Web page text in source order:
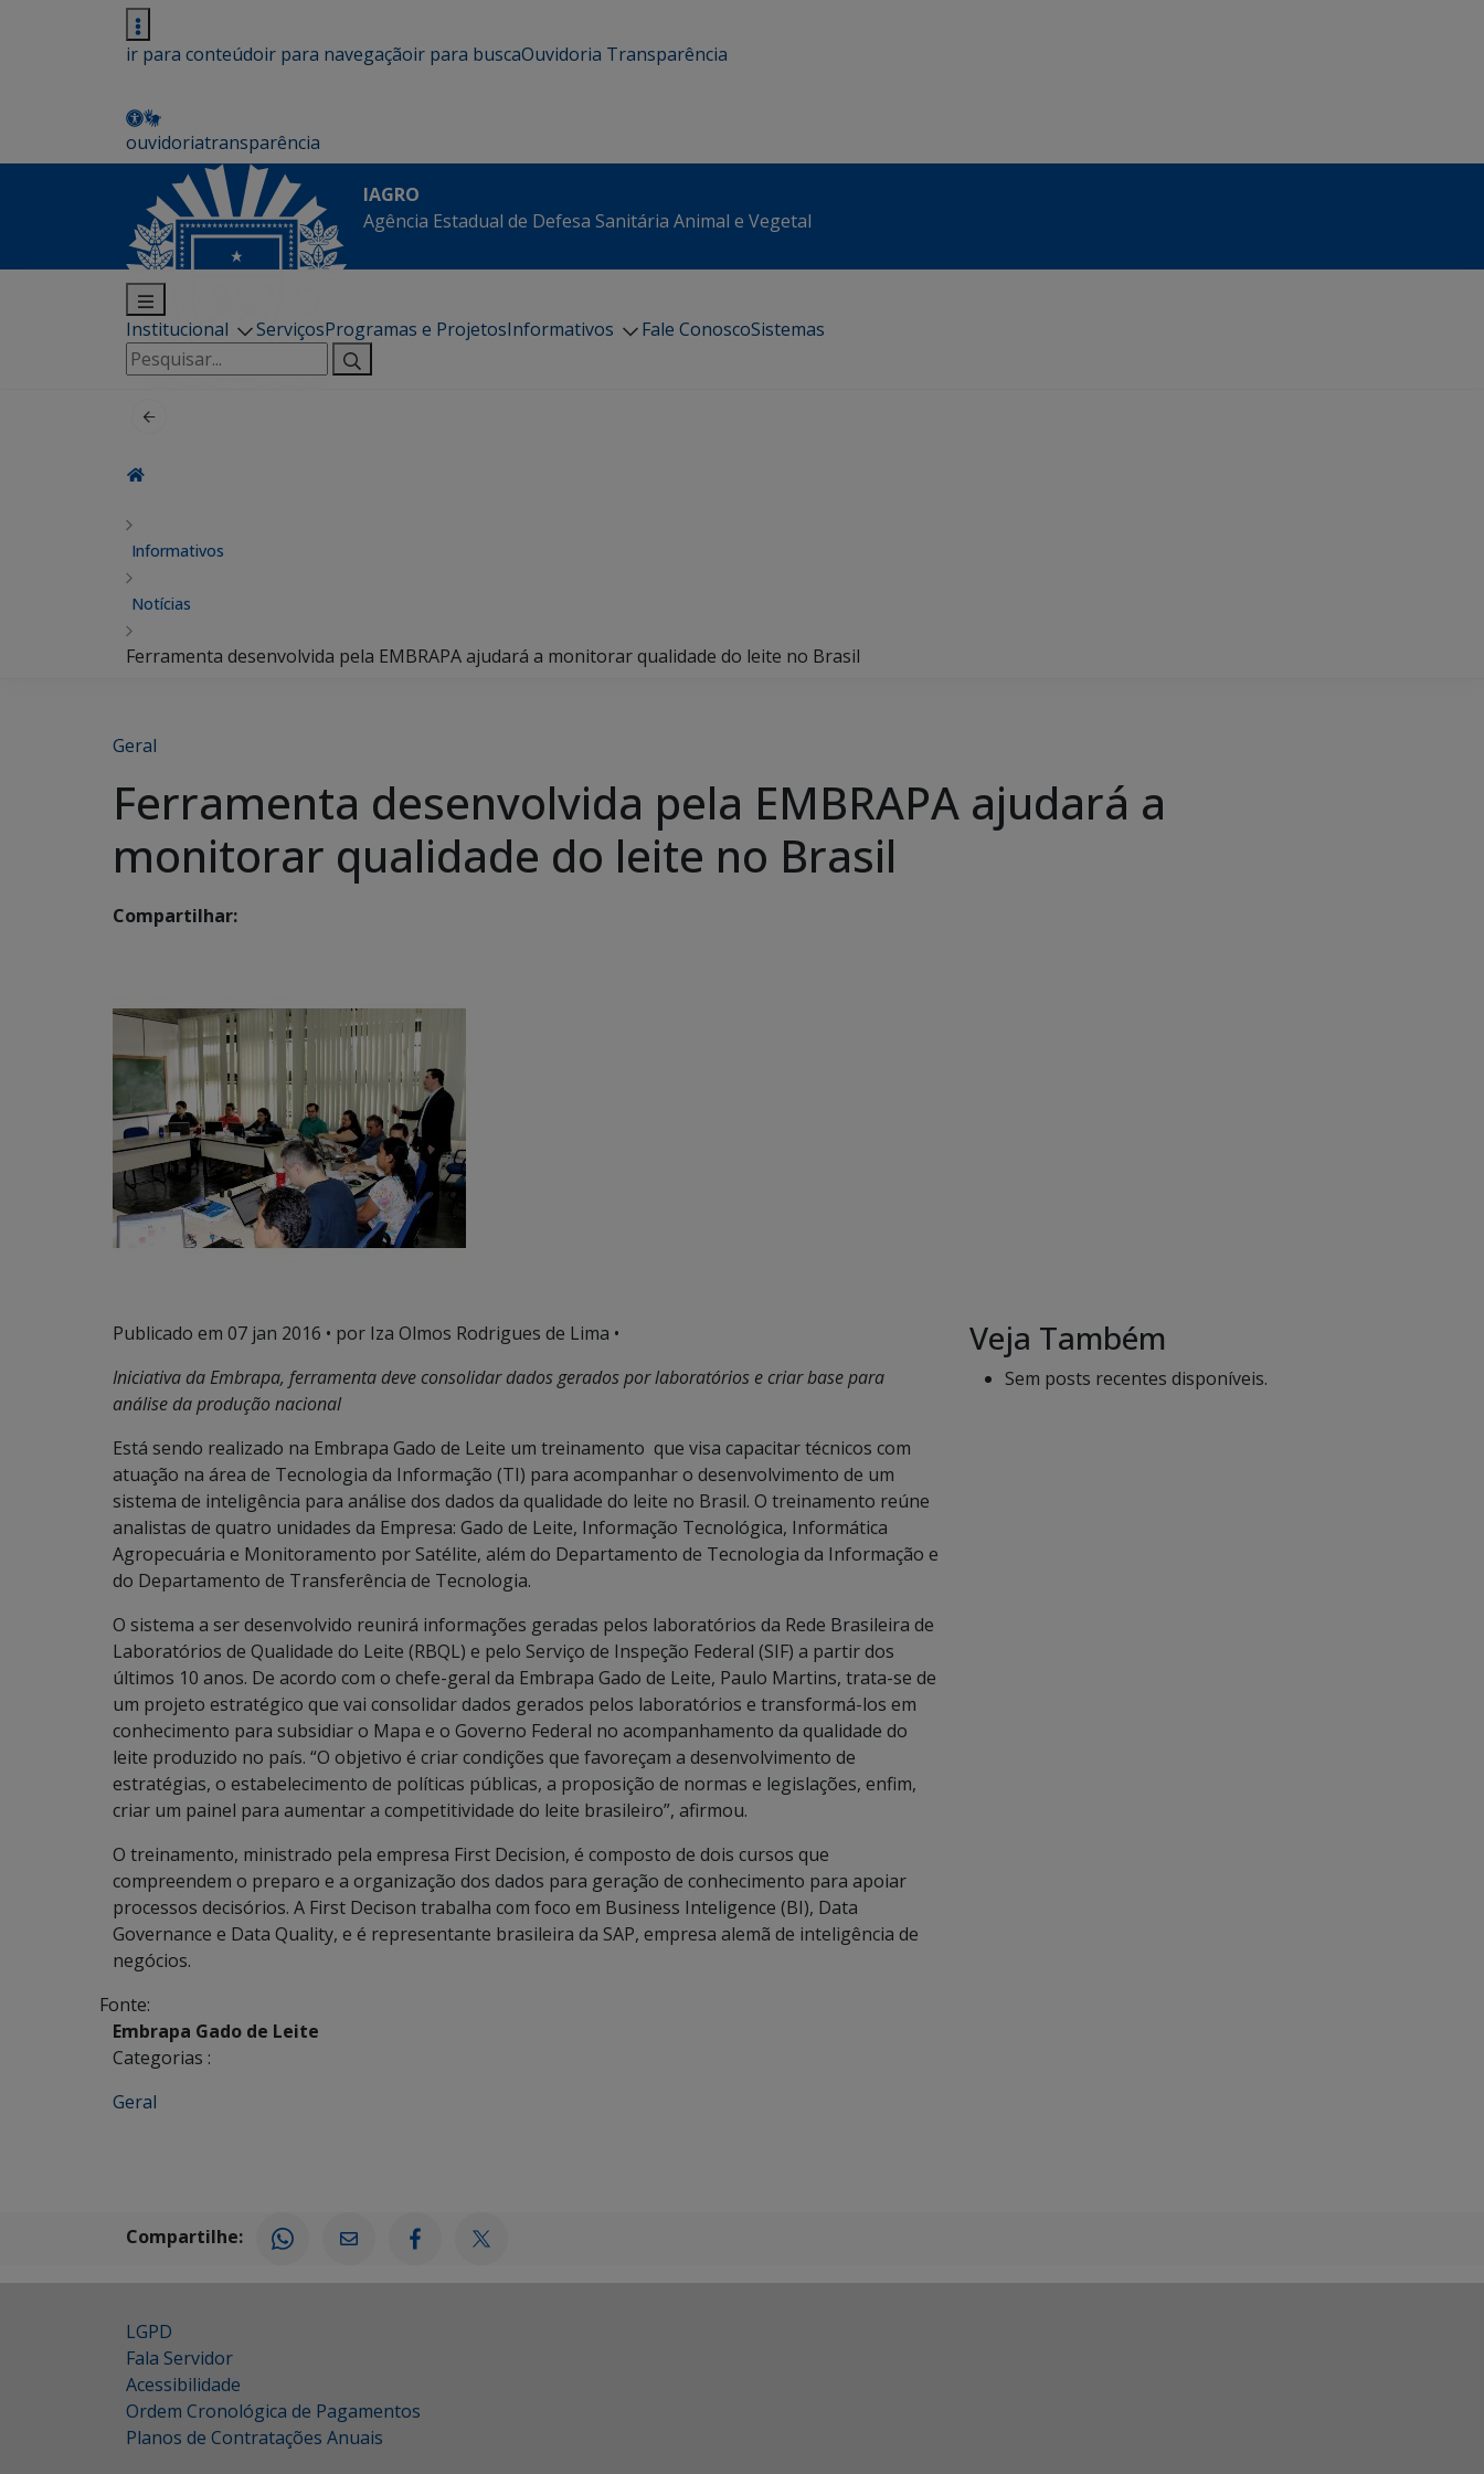
ir para conteúdoir para navegaçãoir para buscaOuvidoria Transparência
ouvidoriatransparência
IAGRO
Agência Estadual de Defesa Sanitária Animal e Vegetal
Institucional ServiçosProgramas e ProjetosInformativos Fale ConoscoSistemas
Pesquisar
por:
Informativos
Notícias
Ferramenta desenvolvida pela EMBRAPA ajudará a monitorar qualidade do leite no Brasil
Geral
Ferramenta desenvolvida pela EMBRAPA ajudará a
monitorar qualidade do leite no Brasil
Compartilhar:
Publicado em 07 jan 2016 • por Iza Olmos Rodrigues de Lima •
Iniciativa da Embrapa, ferramenta deve consolidar dados gerados por laboratórios e criar base para
análise da produção nacional
Está sendo realizado na Embrapa Gado de Leite um treinamento que visa capacitar técnicos com
atuação na área de Tecnologia da Informação (TI) para acompanhar o desenvolvimento de um
sistema de inteligência para análise dos dados da qualidade do leite no Brasil. O treinamento reúne
analistas de quatro unidades da Empresa: Gado de Leite, Informação Tecnológica, Informática
Agropecuária e Monitoramento por Satélite, além do Departamento de Tecnologia da Informação e
do Departamento de Transferência de Tecnologia.
O sistema a ser desenvolvido reunirá informações geradas pelos laboratórios da Rede Brasileira de
Laboratórios de Qualidade do Leite (RBQL) e pelo Serviço de Inspeção Federal (SIF) a partir dos
últimos 10 anos. De acordo com o chefe-geral da Embrapa Gado de Leite, Paulo Martins, trata-se de
um projeto estratégico que vai consolidar dados gerados pelos laboratórios e transformá-los em
conhecimento para subsidiar o Mapa e o Governo Federal no acompanhamento da qualidade do
leite produzido no país. “O objetivo é criar condições que favoreçam a desenvolvimento de
estratégias, o estabelecimento de políticas públicas, a proposição de normas e legislações, enfim,
criar um painel para aumentar a competitividade do leite brasileiro”, afirmou.
O treinamento, ministrado pela empresa First Decision, é composto de dois cursos que
compreendem o preparo e a organização dos dados para geração de conhecimento para apoiar
processos decisórios. A First Decison trabalha com foco em Business Inteligence (BI), Data
Governance e Data Quality, e é representante brasileira da SAP, empresa alemã de inteligência de
negócios.
Fonte:
Embrapa Gado de Leite
Categorias :
Geral
Veja Também
Sem posts recentes disponíveis.
Compartilhe:
LGPD
Fala Servidor
Acessibilidade
Ordem Cronológica de Pagamentos
Planos de Contratações Anuais